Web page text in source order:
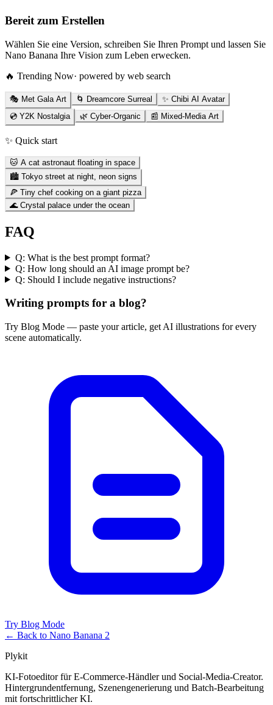
Bereit zum Erstellen
Wählen Sie eine Version, schreiben Sie Ihren Prompt und lassen Sie
Nano Banana Ihre Vision zum Leben erwecken.
🔥 Trending Now· powered by web search
🎭 Met Gala Art 🌀 Dreamcore Surreal
✨ Chibi AI Avatar
💿 Y2K Nostalgia
🌿 Cyber-Organic 📰 Mixed-Media Art
✨ Quick start
🐱 A cat astronaut floating in space
🏙️ Tokyo street at night, neon signs
🍕 Tiny chef cooking on a giant pizza
🌊 Crystal palace under the ocean
FAQ
Q: What is the best prompt format?
Q: How long should an AI image prompt be?
Q: Should I include negative instructions?
Writing prompts for a blog?
Try Blog Mode — paste your article, get AI illustrations for every
scene automatically.
Try Blog Mode
← Back to Nano Banana 2
Plykit
KI-Fotoeditor für E-Commerce-Händler und Social-Media-Creator.
Hintergrundentfernung, Szenengenerierung und Batch-Bearbeitung
mit fortschrittlicher KI.